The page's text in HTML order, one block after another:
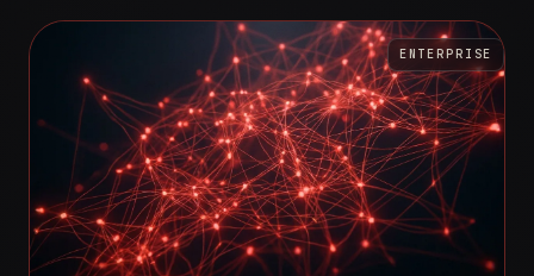
ENTERPRISE